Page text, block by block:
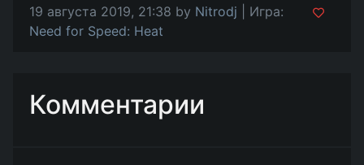
19 августа 2019, 21:38 by Nitrodj | Игра:
Need for Speed: Heat
Комментарии